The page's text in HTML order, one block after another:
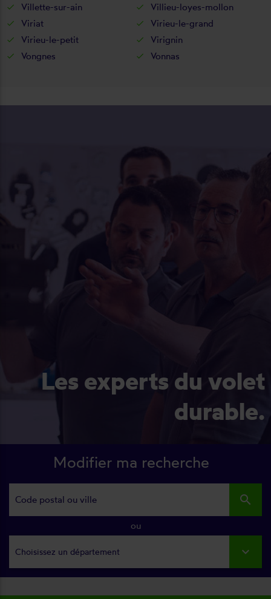
Villette-sur-ain
Villieu-loyes-mollon
Viriat
Virieu-le-grand
Virieu-le-petit
Virignin
Vongnes
Vonnas
Les experts du volet
durable.
Modifier ma recherche
search
ou
Choisissez un département